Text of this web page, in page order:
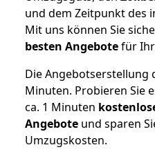
und dem Zeitpunkt des
Mit uns können Sie
besten Angebotefür
Die Angebotserstellung
Minuten. Probieren Sie
ca. 1 Minuten
Angebote und sparen
Umzugskosten.